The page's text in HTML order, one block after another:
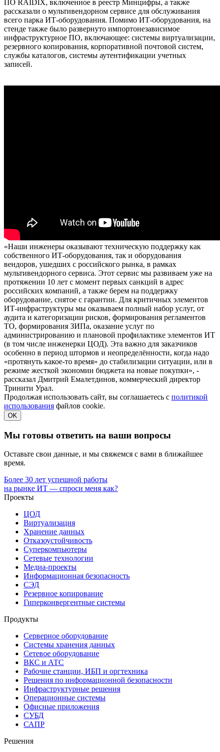
ПО RAIDIX, включенное в реестр Минцифры, а также
рассказали о мультивендорном сервисе для обслуживания
всего парка ИТ-оборудования. Помимо ИТ-оборудования, на
стенде также было развернуто импортонезависимое
инфраструктурное ПО, включающее: системы виртуализации,
резервного копирования, корпоративной почтовой систем,
службы каталогов, системы аутентификации учетных
записей.
«Наши инженеры оказывают техническую поддержку как
собственного ИТ-оборудования, так и оборудования
вендоров, ушедших с российского рынка, в рамках
мультивендорного сервиса. Этот сервис мы развиваем уже на
протяжении 10 лет с момент первых санкций в адрес
российских компаний, а также берем на поддержку
оборудование, снятое с гарантии. Для критичных элементов
ИТ-инфраструктуры мы оказываем полный набор услуг, от
аудита и категоризации рисков, формирования регламентов
ТО, формирования ЗИПа, оказание услуг по
администрированию и плановой профилактике элементов ИТ
(в том числе инженерки ЦОД). Эта важно для заказчиков
особенно в период штормов и неопределённости, когда надо
«протянуть какое-то время» до стабилизации ситуации, или в
режиме жесткой экономии бюджета на новые покупки», -
рассказал Дмитрий Емалетдинов, коммерческий директор
Тринити Урал.
Продолжая использовать сайт, вы соглашаетесь с политикой
использования файлов cookie.
OK
Мы готовы ответить на ваши вопросы
Оставьте свои данные, и мы свяжемся с вами в ближайшее
время.
Более 30 лет успешной работы
на рынке ИТ — спроси меня как?
Проекты
ЦОД
Виртуализация
Хранение данных
Отказоустойчивость
Суперкомпьютеры
Сетевые технологии
Медиа-проекты
Информационная безопасность
СЭД
Резервное копирование
Гиперконвергентные системы
Продукты
Серверное оборудование
Системы хранения данных
Сетевое оборудование
ВКС и АТС
Рабочие станции, ИБП и оргтехника
Решения по информационной безопасности
Инфраструктурные решения
Операционные системы
Офисные приложения
СУБД
САПР
Решения